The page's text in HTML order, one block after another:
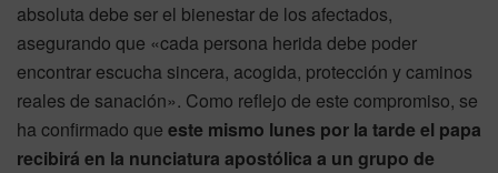
absoluta debe ser el bienestar de los afectados,
asegurando que «cada persona herida debe poder
encontrar escucha sincera, acogida, protección y caminos
reales de sanación». Como reflejo de este compromiso, se
ha confirmado que este mismo lunes por la tarde el papa
recibirá en la nunciatura apostólica a un grupo de